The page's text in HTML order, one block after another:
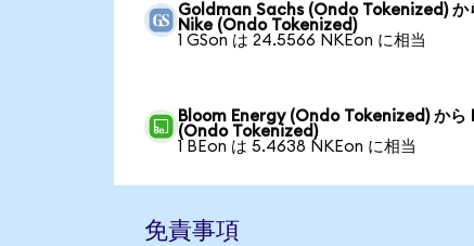
Goldman Sachs (Ondo Tokenized) か
Nike (Ondo Tokenized)
1 GSon は 24.5566 NKEon に相当
Bloom Energy (Ondo Tokenized) から
(Ondo Tokenized)
1 BEon は 5.4638 NKEon に相当
免責事項